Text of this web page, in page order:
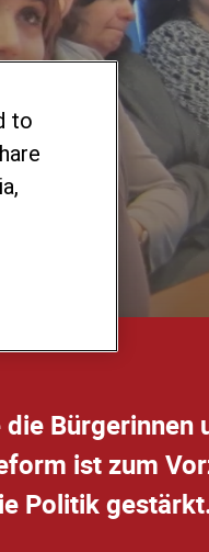
Bürgerinnen
ist zum
Politik
to